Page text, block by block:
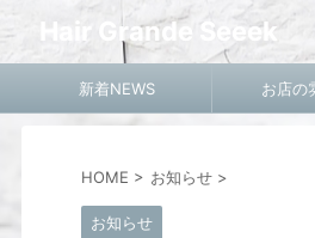
Hair Grande Seeek
新着NEWS お店の
HOME > お知らせ >
お知らせ